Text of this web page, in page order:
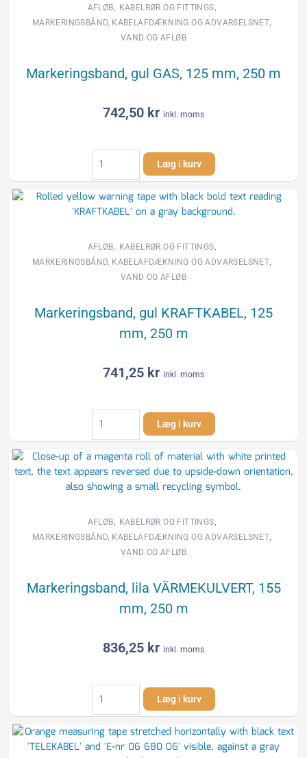
m
antal
AFLØB, KABELRØR OG FITTINGS,
MARKERINGSBÅND, KABELAFDÆKNING OG ADVARSELSNET,
VAND OG AFLØB
Markeringsband, gul GAS, 125 mm, 250 m
742,50 kr inkl. moms
Markeringsband,
gul
GAS,
125
mm,
m
antal
Læg i kurv
AFLØB, KABELRØR OG FITTINGS,
MARKERINGSBÅND, KABELAFDÆKNING OG ADVARSELSNET,
VAND OG AFLØB
Markeringsband, gul KRAFTKABEL, 125
mm, 250 m
741,25 kr inkl. moms
Markeringsband,
gul
KRAFTKABEL,
125
mm,
250
antal
Læg i kurv
AFLØB, KABELRØR OG FITTINGS,
MARKERINGSBÅND, KABELAFDÆKNING OG ADVARSELSNET,
VAND OG AFLØB
Markeringsband, lila VÄRMEKULVERT, 155
mm, 250 m
836,25 kr inkl. moms
Markeringsband,
lila
VÄRMEKULVERT,
155
mm,
Læg i kurv